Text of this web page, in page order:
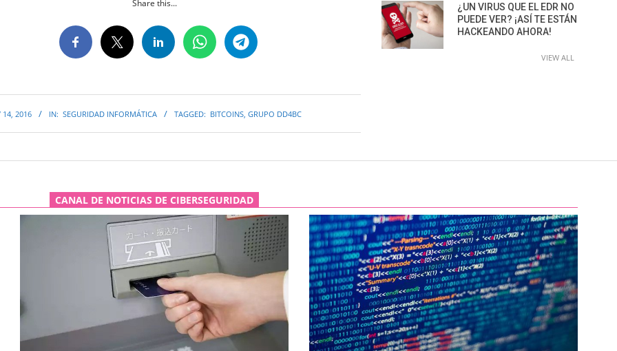
Share this...
14, 2016 IN: SEGURIDAD INFORMÁTICA TAGGED: BITCOINS GRUPO DD4BC
¿UN VIRUS QUE EL EDR NO
PUEDE VER? ¡ASÍ TE ESTÁN
HACKEANDO AHORA!
VIEW ALL
CANAL DE NOTICIAS DE CIBERSEGURIDAD